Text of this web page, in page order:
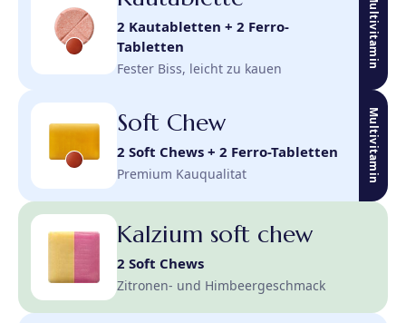
2 Kautabletten + 2 Ferro-
Tabletten
Fester Biss, leicht zu kauen Multivitamin
Soft Chew
2 Soft Chews + 2 Ferro-Tabletten
Premium Kauqualitat Multivitamin
Kalzium soft chew
2 Soft Chews
Zitronen- und Himbeergeschmack